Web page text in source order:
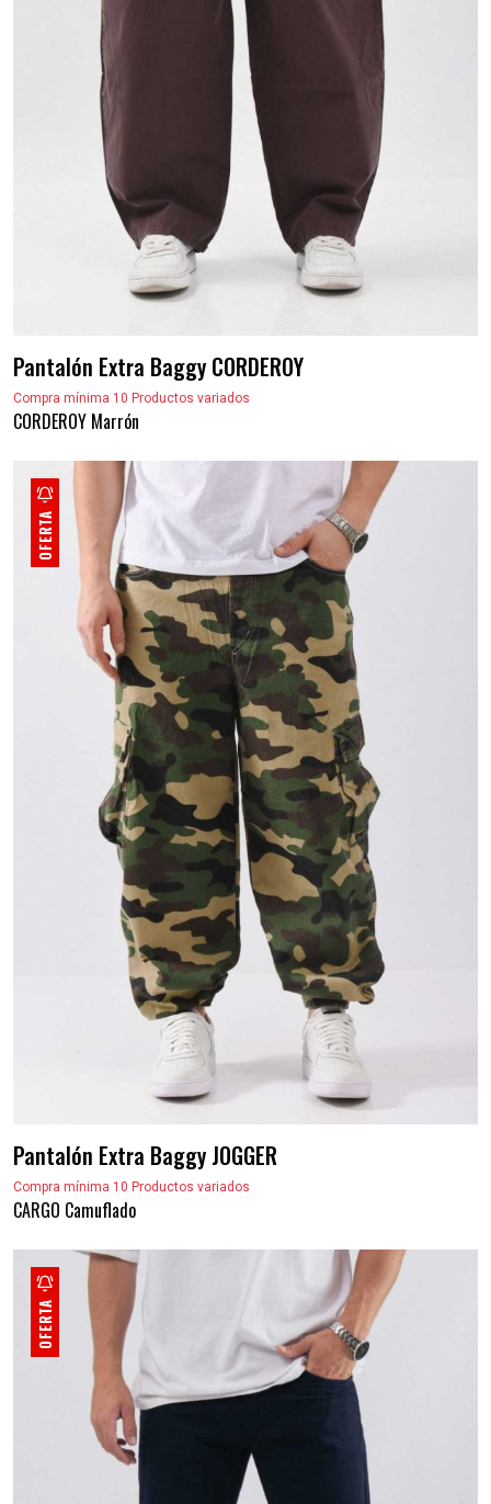
Pantalón Extra Baggy CORDEROY
Compra mínima 10 Productos variados
CORDEROY Marrón
OFERTA
Pantalón Extra Baggy JOGGER
Compra mínima 10 Productos variados
CARGO Camuflado
OFERTA